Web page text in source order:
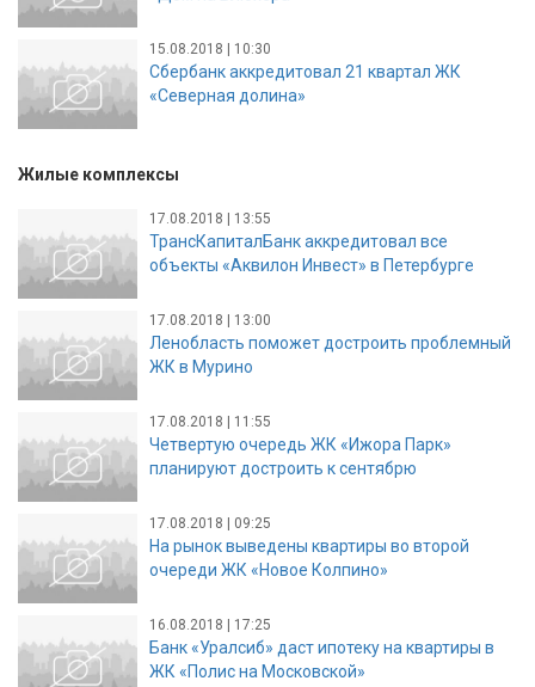
15.08.2018 | 10:30
Сбербанк аккредитовал 21 квартал ЖК
«Северная долина»
Жилые комплексы
17.08.2018 | 13:55
ТрансКапиталБанк аккредитовал все
объекты «Аквилон Инвест» в Петербурге
17.08.2018 | 13:00
Ленобласть поможет достроить проблемный
ЖК в Мурино
17.08.2018 | 11:55
Четвертую очередь ЖК «Ижора Парк»
планируют достроить к сентябрю
17.08.2018 | 09:25
На рынок выведены квартиры во второй
очереди ЖК «Новое Колпино»
16.08.2018 | 17:25
Банк «Уралсиб» даст ипотеку на квартиры в
ЖК «Полис на Московской»